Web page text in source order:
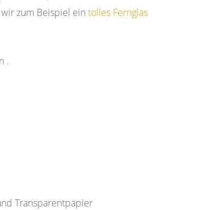
zum Beispiel ein tolles Fernglas
.
Transparentpapier